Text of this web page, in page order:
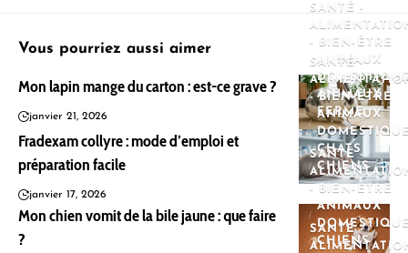
Vous pourriez aussi aimer
SANTÉ -
- BIEN-ÊTRE
ANIMAUX
ANIMAUX
FERME
Mon lapin mange du carton : est-ce grave ?
janvier 21, 2026
SANTÉ -
- BIEN-ÊTRE
ANIMAUX
CHATS
CHIENS
Fradexam collyre : mode d’emploi et
préparation facile
janvier 17, 2026
SANTÉ -
- BIEN-ÊTRE
ANIMAUX
CHIENS
Mon chien vomit de la bile jaune : que faire
?
SANTÉ -